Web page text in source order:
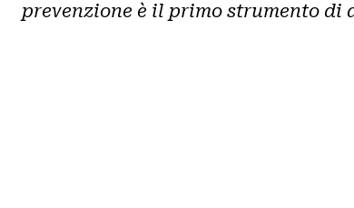
prevenzione è il primo strumento